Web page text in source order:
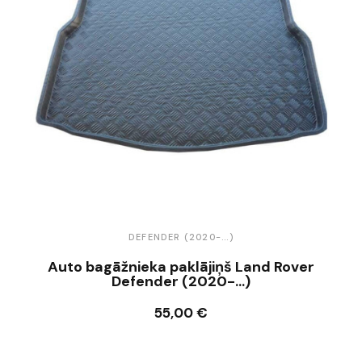
DEFENDER (2020-...)
Auto bagāžnieka paklājiņš Land Rover
Defender (2020-...)
55,00 €
Ielikt grozā